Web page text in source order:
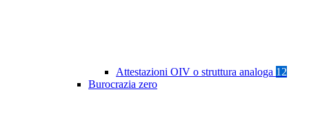
Attestazioni OIV o struttura analoga 12
Burocrazia zero